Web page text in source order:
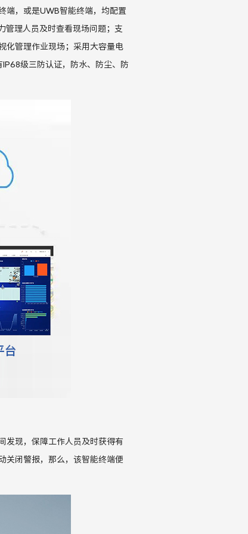
端，或是UWB智能终端，均配置
管理人员及时查看现场问题；支
化管理作业现场；采用大容量电
IP68级三防认证，防水、防尘、防
发现，保障工作人员及时获得有
关闭警报，那么，该智能终端便